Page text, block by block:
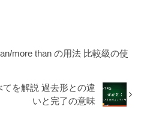
more than の用法 比較級の使
てを解説 過去形との違
いと完了の意味